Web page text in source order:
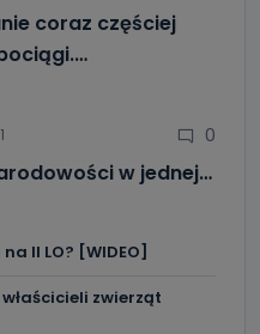
coraz częściej
0
w jednej…
II LO? [WIDEO]
zwierząt